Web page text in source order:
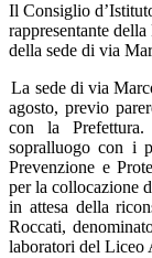
Il Consiglio
rappresentante
della sede di via
La sede di via
agosto, previo
con la
sopralluogo con i
Prevenzione e
per la collocazione
in attesa della
Roccati,
laboratori del Liceo